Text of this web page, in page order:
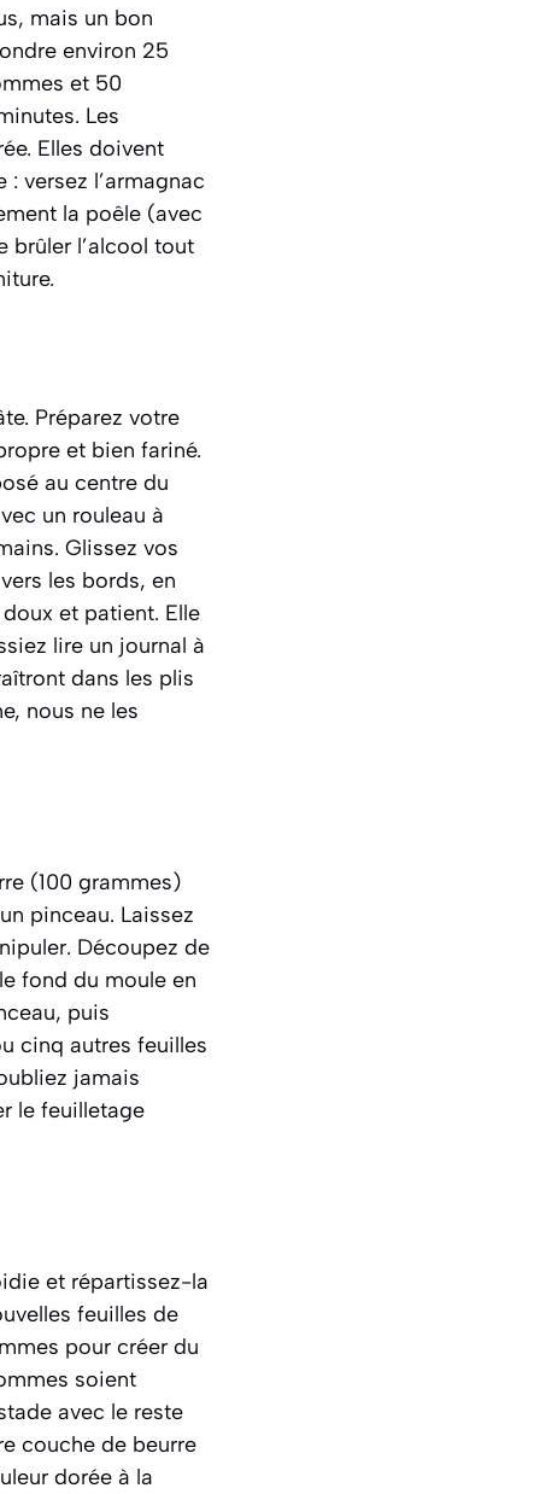
mais un bon
environ 25
et 50
Les
Elles doivent
versez l’armagnac
la poêle (avec
brûler l’alcool tout
Préparez votre
et bien fariné.
au centre du
un rouleau à
Glissez vos
les bords, en
et patient. Elle
lire un journal à
dans les plis
nous ne les
(100 grammes)
pinceau. Laissez
Découpez de
fond du moule en
puis
cinq autres feuilles
jamais
le feuilletage
et répartissez-la
feuilles de
pour créer du
soient
avec le reste
couche de beurre
dorée à la